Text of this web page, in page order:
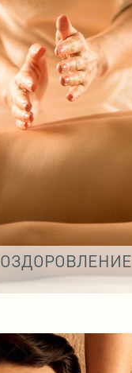
ОЗДОРОВЛЕНИЕ